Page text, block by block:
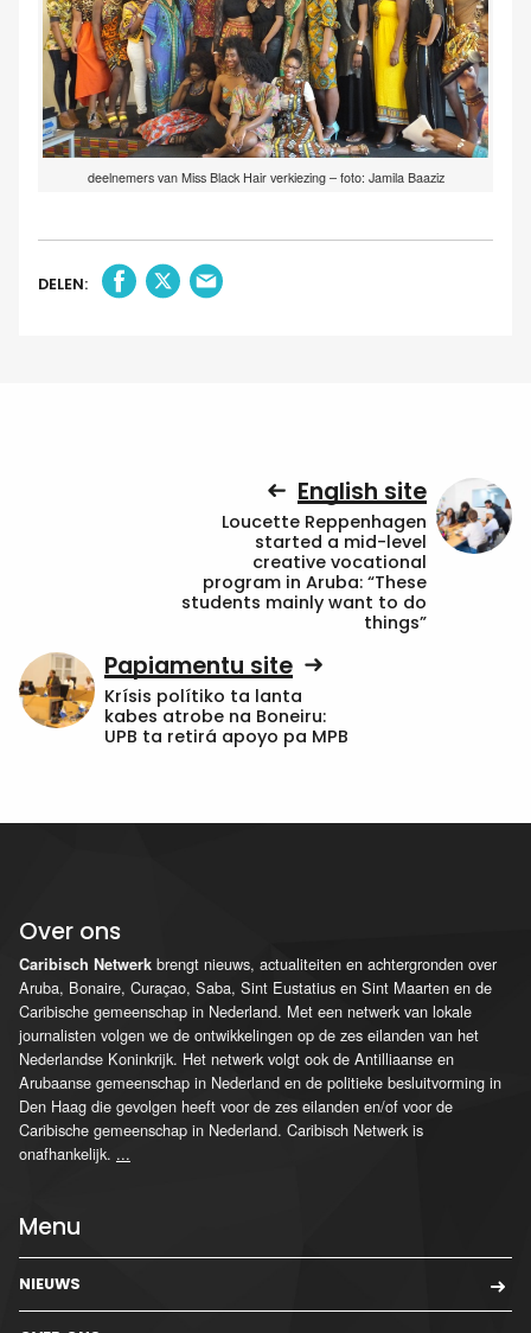
deelnemers van Miss Black Hair verkiezing – foto: Jamila Baaziz
DELEN:
English site
Loucette Reppenhagen
started a mid-level
creative vocational
program in Aruba: “These
students mainly want to do
things”
Papiamentu site
Krísis polítiko ta lanta
kabes atrobe na Boneiru:
UPB ta retirá apoyo pa MPB
Over ons
Caribisch Netwerk brengt nieuws, actualiteiten en achtergronden over
Aruba, Bonaire, Curaçao, Saba, Sint Eustatius en Sint Maarten en de
Caribische gemeenschap in Nederland. Met een netwerk van lokale
journalisten volgen we de ontwikkelingen op de zes eilanden van het
Nederlandse Koninkrijk. Het netwerk volgt ook de Antilliaanse en
Arubaanse gemeenschap in Nederland en de politieke besluitvorming in
Den Haag die gevolgen heeft voor de zes eilanden en/of voor de
Caribische gemeenschap in Nederland. Caribisch Netwerk is
onafhankelijk. ...
Menu
NIEUWS